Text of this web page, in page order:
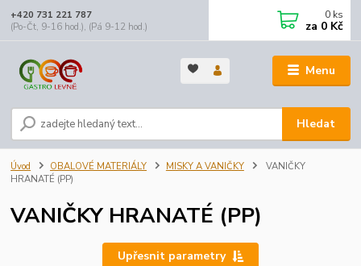
Menu
Hledat
+420 731 221 787
(Po-Čt, 9-16 hod.), (Pá 9-12 hod.)
0 ks
za 0 Kč
Úvod OBALOVÉ MATERIÁLY MISKY A VANIČKY
VANIČKY
HRANATÉ (PP)
VANIČKY HRANATÉ (PP)
Upřesnit parametry